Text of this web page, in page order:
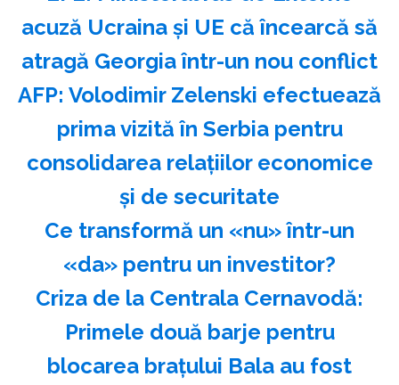
acuză Ucraina şi UE că încearcă să
atragă Georgia într-un nou conflict
AFP: Volodimir Zelenski efectuează
prima vizită în Serbia pentru
consolidarea relaţiilor economice
şi de securitate
Ce transformă un «nu» într-un
«da» pentru un investitor?
Criza de la Centrala Cernavodă:
Primele două barje pentru
blocarea brațului Bala au fost